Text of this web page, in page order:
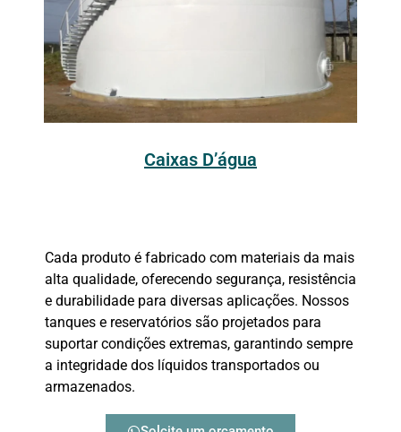
Caixas D’água
Cada produto é fabricado com materiais da mais
alta qualidade, oferecendo segurança, resistência
e durabilidade para diversas aplicações. Nossos
tanques e reservatórios são projetados para
suportar condições extremas, garantindo sempre
a integridade dos líquidos transportados ou
armazenados.